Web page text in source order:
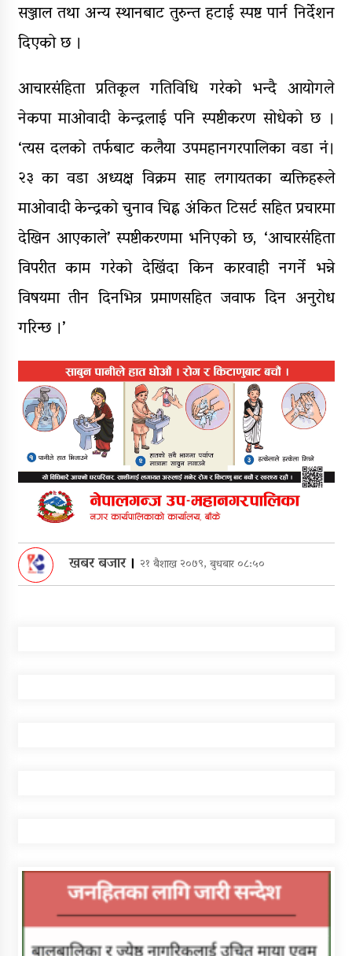
सञ्जाल तथा अन्य स्थानबाट तुरुन्त हटाई स्पष्ट पार्न निर्देशन
दिएको छ ।
आचारसंहिता प्रतिकूल गतिविधि गरेको भन्दै आयोगले
नेकपा माओवादी केन्द्रलाई पनि स्पष्टीकरण सोधेको छ ।
‘त्यस दलको तर्फबाट कलैया उपमहानगरपालिका वडा नं।
२३ का वडा अध्यक्ष विक्रम साह लगायतका व्यक्तिहरूले
माओवादी केन्द्रको चुनाव चिह्न अंकित टिसर्ट सहित प्रचारमा
देखिन आएकाले’ स्पष्टीकरणमा भनिएको छ, ‘आचारसंहिता
विपरीत काम गरेको देखिंदा किन कारवाही नगर्ने भन्ने
विषयमा तीन दिनभित्र प्रमाणसहित जवाफ दिन अनुरोध
गरिन्छ ।’
खबर बजार। २१ बैशाख २०७९, बुधबार ०८:५०